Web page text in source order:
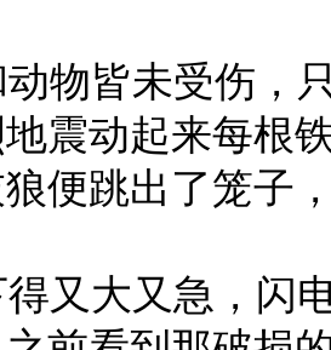
物皆未受伤，
震动起来每根
便跳出了笼子
又大又急，闪